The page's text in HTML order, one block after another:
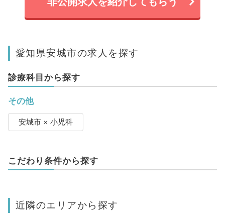
愛知県安城市の求人を探す
診療科目から探す
その他
安城市 × 小児科
こだわり条件から探す
近隣のエリアから探す